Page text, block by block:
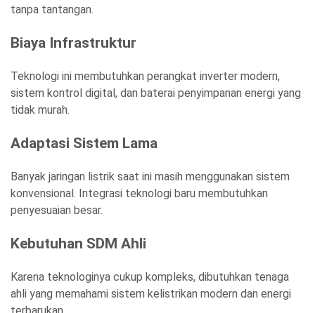
tanpa tantangan.
Biaya Infrastruktur
Teknologi ini membutuhkan perangkat inverter modern,
sistem kontrol digital, dan baterai penyimpanan energi yang
tidak murah.
Adaptasi Sistem Lama
Banyak jaringan listrik saat ini masih menggunakan sistem
konvensional. Integrasi teknologi baru membutuhkan
penyesuaian besar.
Kebutuhan SDM Ahli
Karena teknologinya cukup kompleks, dibutuhkan tenaga
ahli yang memahami sistem kelistrikan modern dan energi